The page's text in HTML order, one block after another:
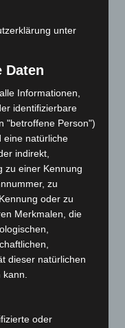
eingedämmt
beim Roten
über
Zeugen
stoppt 166
bei
Air 2026:
im Maschpark
unter
Daten
Informationen,
identifizierbare
"betroffene Person")
eine natürliche
indirekt,
zu einer Kennung
zu
oder zu
Merkmalen, die
dieser natürlichen
kann.
oder